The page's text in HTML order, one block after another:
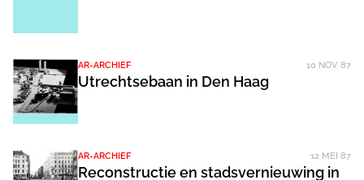
AR-ARCHIEF 10 NOV. 87
Utrechtsebaan in Den Haag
AR-ARCHIEF 12 MEI 87
Reconstructie en stadsvernieuwing in